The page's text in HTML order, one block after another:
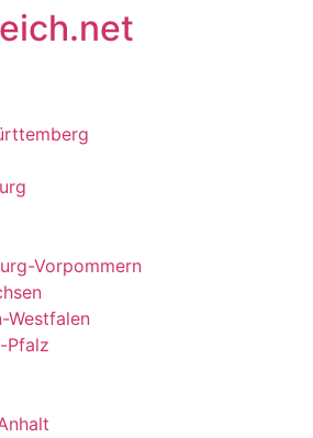
Vorpommern
Westfalen
Pfalz